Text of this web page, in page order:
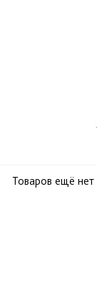
Товаров ещё нет